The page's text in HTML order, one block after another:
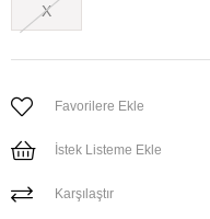
X
Favorilere Ekle
İstek Listeme Ekle
Karşılaştır